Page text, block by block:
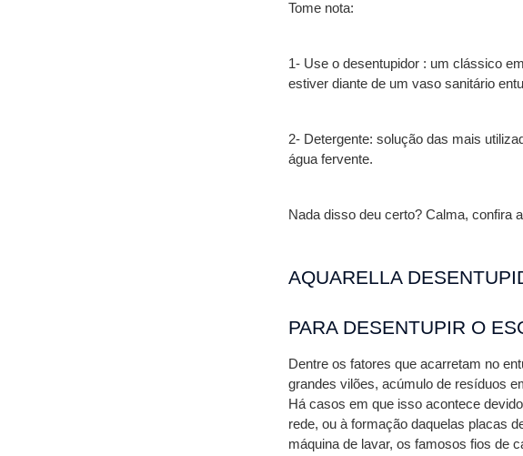
Tome nota:
1- Use o desentupidor : um clássico
estiver diante de um vaso sanitário
2- Detergente: solução das mais
água fervente.
Nada disso deu certo? Calma, confira
AQUARELLA
PARA DESENTUPIR O
Dentre os fatores que acarretam no
grandes vilões, acúmulo de resíduos
Há casos em que isso acontece
rede, ou à formação daquelas placas
máquina de lavar, os famosos fios de